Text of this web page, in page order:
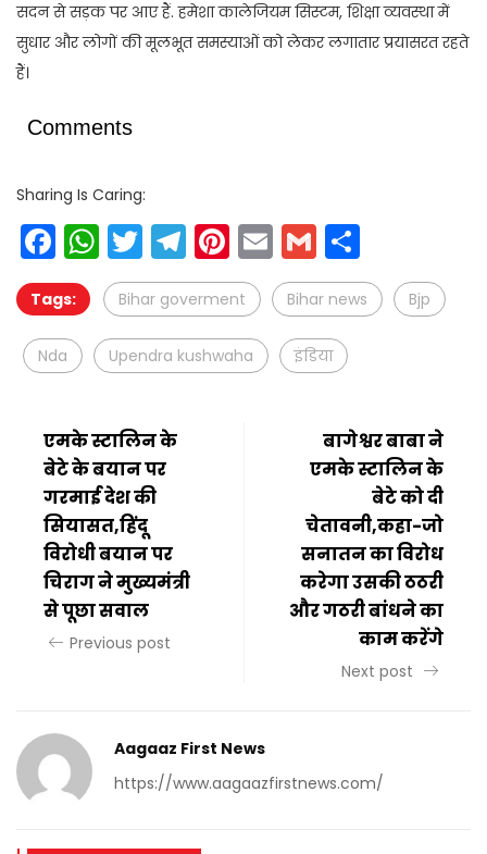
सदन से सड़क पर आए हैं. हमेशा कालेजियम सिस्टम, शिक्षा व्यवस्था में
सुधार और लोगों की मूलभूत समस्याओं को लेकर लगातार प्रयासरत रहते
हैं।
Comments
Sharing Is Caring:
Facebook
WhatsApp
Twitter
Telegram
Pinterest
EmailGmail
Tags: Bihar goverment Bihar news Bjp
Nda Upendra kushwaha इंडिया
एमके स्टालिन के
बेटे के बयान पर
गरमाई देश की
सियासत,हिंदू
विरोधी बयान पर
चिराग ने मुख्यमंत्री
से पूछा सवाल
Previous post
बागेश्वर बाबा ने
एमके स्टालिन के
बेटे को दी
चेतावनी,कहा-जो
सनातन का विरोध
करेगा उसकी ठठरी
और गठरी बांधने का
काम करेंगे
Next post
Aagaaz First News
https://www.aagaazfirstnews.com/